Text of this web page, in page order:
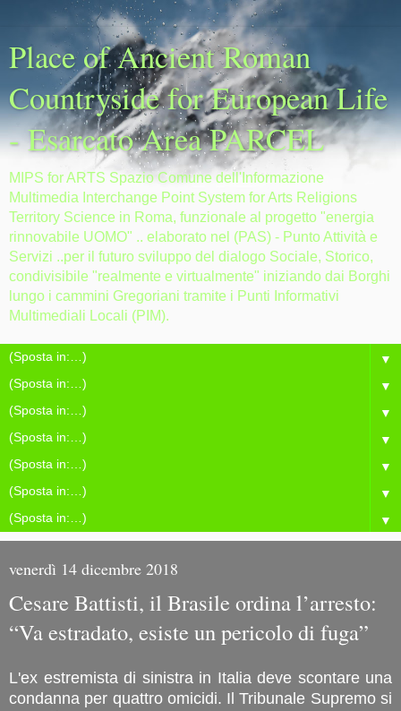
Place of Ancient Roman
Countryside for European Life
- Esarcato Area PARCEL
MIPS for ARTS Spazio Comune dell'Informazione
Multimedia Interchange Point System for Arts Religions
Territory Science in Roma, funzionale al progetto "energia
rinnovabile UOMO" .. elaborato nel (PAS) - Punto Attività e
Servizi ..per il futuro sviluppo del dialogo Sociale, Storico,
condivisibile "realmente e virtualmente" iniziando dai Borghi
lungo i cammini Gregoriani tramite i Punti Informativi
Multimediali Locali (PIM).
▼
▼
▼
▼
▼
▼
▼
venerdì 14 dicembre 2018
Cesare Battisti, il Brasile ordina l’arresto:
“Va estradato, esiste un pericolo di fuga”
L'ex estremista di sinistra in Italia deve scontare una
condanna per quattro omicidi. Il Tribunale Supremo si